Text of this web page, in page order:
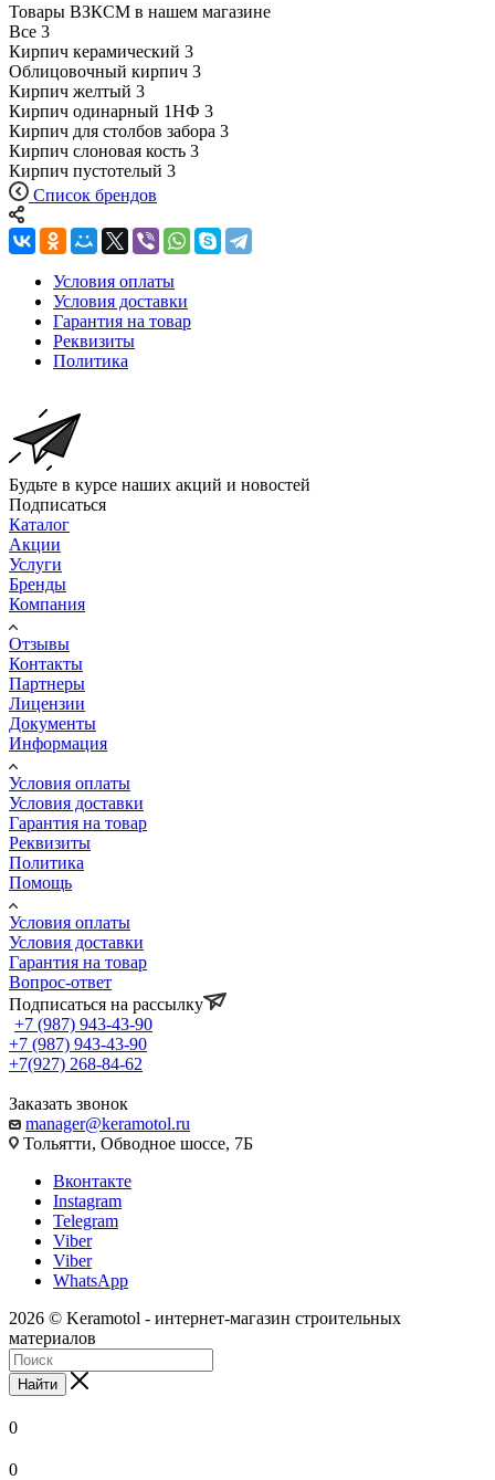
Товары ВЗКСМ в нашем магазине
Все 3
Кирпич керамический 3
Облицовочный кирпич 3
Кирпич желтый 3
Кирпич одинарный 1НФ 3
Кирпич для столбов забора 3
Кирпич слоновая кость 3
Кирпич пустотелый 3
Список брендов
Условия оплаты
Условия доставки
Гарантия на товар
Реквизиты
Политика
Будьте в курсе наших акций и новостей
Подписаться
Каталог
Акции
Услуги
Бренды
Компания
Отзывы
Контакты
Партнеры
Лицензии
Документы
Информация
Условия оплаты
Условия доставки
Гарантия на товар
Реквизиты
Политика
Помощь
Условия оплаты
Условия доставки
Гарантия на товар
Вопрос-ответ
Подписаться на рассылку
+7 (987) 943-43-90
+7 (987) 943-43-90
+7(927) 268-84-62
Заказать звонок
manager@keramotol.ru
Тольятти, Обводное шоссе, 7Б
Вконтакте
Instagram
Telegram
Viber
Viber
WhatsApp
2026 © Keramotol - интернет-магазин строительных
материалов
Найти
0
0